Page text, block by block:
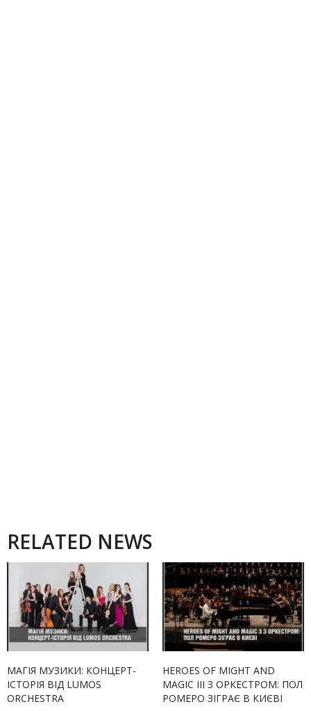
RELATED NEWS
МАГІЯ МУЗИКИ: КОНЦЕРТ-
ІСТОРІЯ ВІД LUMOS
ORCHESTRA
HEROES OF MIGHT AND
MAGIC III З ОРКЕСТРОМ: ПОЛ
РОМЕРО ЗІГРАЄ В КИЄВІ